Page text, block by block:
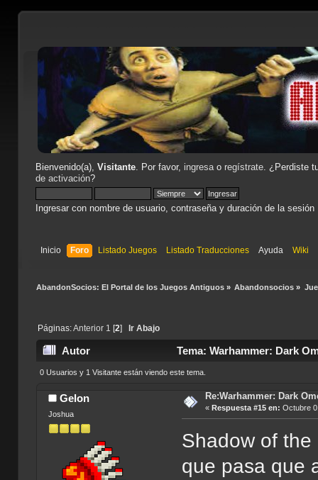
Bienvenido(a), Visitante. Por favor, ingresao regístrate. ¿Perdiste
de activación?
Ingresar con nombre de usuario, contraseña y duración de la sesión
Inicio Foro Listado Juegos Listado Traducciones Ayuda Wiki
AbandonSocios: El Portal de los Juegos Antiguos» Abandonsocios »
Páginas:Anterior 1 [2] Ir Abajo
Autor Tema: Warhammer: Dark
0 Usuarios y 1 Visitante están viendo este tema.
Gelon
Joshua
Re:Warhammer: Dark
« Respuesta #15 en: Octubre
Shadow of
que pasa que